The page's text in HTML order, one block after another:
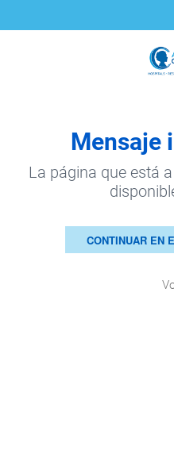
Mensaje
La página que está
CONTINUAR EN